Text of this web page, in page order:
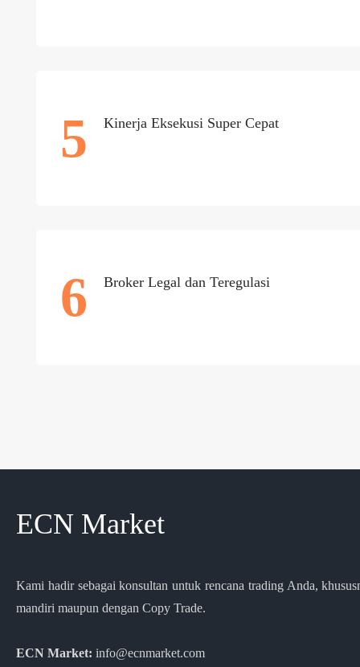
5 Kinerja Eksekusi Super Cepat
6 Broker Legal dan Teregulasi
ECN Market
Kami hadir sebagai konsultan untuk rencana trading Anda,
mandiri maupun dengan Copy Trade.
ECN Market: info@ecnmarket.com